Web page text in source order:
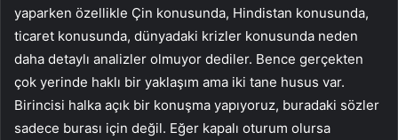
yaparken özellikle Çin konusunda, Hindistan konusunda,
ticaret konusunda, dünyadaki krizler konusunda neden
daha detaylı analizler olmuyor dediler. Bence gerçekten
çok yerinde haklı bir yaklaşım ama iki tane husus var.
Birincisi halka açık bir konuşma yapıyoruz, buradaki sözler
sadece burası için değil. Eğer kapalı oturum olursa